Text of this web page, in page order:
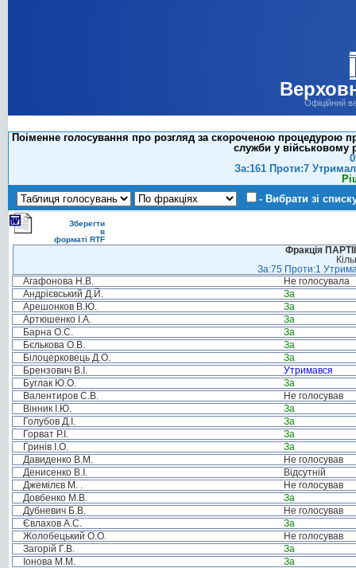
Офіційний
Поіменне голосування про розгляд за скороченою процедурою
служби у військовому
За:161 Проти:7
- Вибрати зі
Зберегти
в
форматі RTF
Фракція
За:75 Проти:1
Агафонова Н.В.
Не голосувала
Андрієвський Д.Й.
За
Арешонков В.Ю.
За
Артюшенко І.А.
За
Барна О.С.
За
Бєлькова О.В.
За
Білоцерковець Д.О.
За
Брензович В.І.
Утримався
Буглак Ю.О.
За
Валентиров С.В.
Не голосував
Вінник І.Ю.
За
Голубов Д.І.
За
Горват Р.І.
За
Гринів І.О.
За
Давиденко В.М.
Не голосував
Денисенко В.І.
Відсутній
Джемілєв М. .
Не голосував
Довбенко М.В.
За
Дубневич Б.В.
Не голосував
Євлахов А.С.
За
Жолобецький О.О.
Не голосував
Загорій Г.В.
За
Іонова М.М.
За